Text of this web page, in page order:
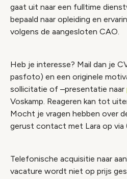
gaat uit naar een fulltime
bepaald naar opleiding en
volgens de aangesloten CAO.
Heb je interesse? Mail dan je
pasfoto) en een originele
sollicitatie of –presentatie naar
Voskamp. Reageren kan tot
Mocht je vragen hebben over
gerust contact met Lara op
Telefonische acquisitie naar
vacature wordt niet op prijs